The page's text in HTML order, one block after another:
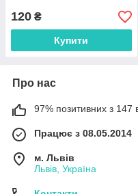
120 ₴
Купити
Про нас
97% позитивних з 147
Працює з 08.05.2014
м. Львів
Львів, Україна